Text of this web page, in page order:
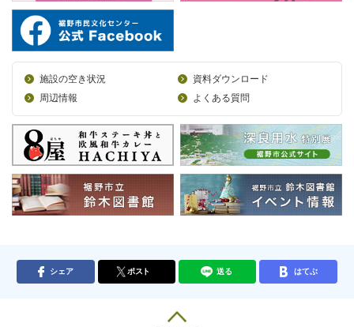
施設の空き状況
資料ダウンロード
周辺情報
よくある質問
シェア ポスト 送る はてぶ